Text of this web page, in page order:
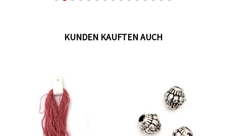
KUNDEN KAUFTEN AUCH